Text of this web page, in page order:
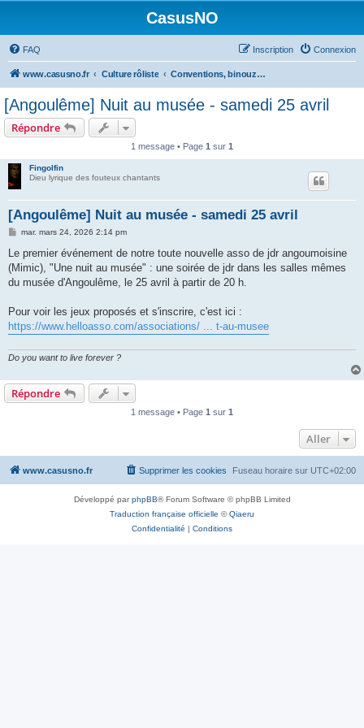
CasusNO
FAQ Connexion
Inscription
www.casusno.fr Culture rôliste Conventions, binouzes et recherche de joueurs
[Angoulême] Nuit au musée - samedi 25 avril
Répondre
1 message • Page 1 sur 1
Fingolfin
Dieu lyrique des fouteux chantants
[Angoulême] Nuit au musée - samedi 25 avril
M
s
a
g
mar. mars 24, 2026 2:14 pm
Le premier événement de notre toute nouvelle asso de jdr angoumoisine
(Mimic), "Une nuit au musée" : une soirée de jdr dans les salles mêmes
du musée d'Angoulême, le 25 avril à partir de 20 h.
Pour voir les jeux proposés et s'inscrire, c'est ici :
https://www.helloasso.com/associations/ ... t-au-musee
Do you want to live forever ?
Répondre
1 message • Page 1 sur 1
Aller
www.casusno.fr Fuseau horaire sur UTC+02:00
Supprimer les cookies
Développé parphpBB® Forum Software © phpBB Limited
Traduction française officielle ©Qiaeru
Confidentialité | Conditions